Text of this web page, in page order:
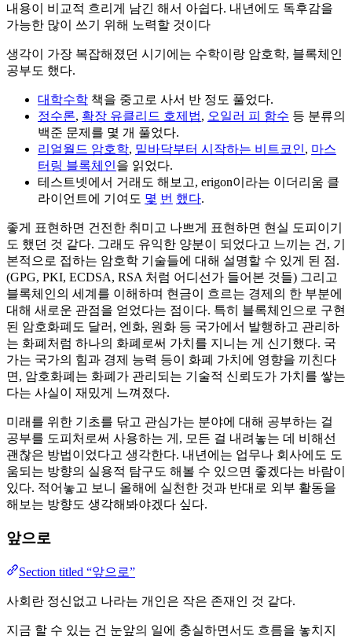
내용이 비교적 흐리게 남긴 해서 아쉽다. 내년에도 독후감을
가능한 많이 쓰기 위해 노력할 것이다
생각이 가장 복잡해졌던 시기에는 수학이랑 암호학, 블록체인
공부도 했다.
대학수학 책을 중고로 사서 반 정도 풀었다.
정수론, 확장 유클리드 호제법, 오일러 피 함수 등 분류의
백준 문제를 몇 개 풀었다.
리얼월드 암호학, 밑바닥부터 시작하는 비트코인, 마스
터링 블록체인을 읽었다.
테스트넷에서 거래도 해보고, erigon이라는 이더리움 클
라이언트에 기여도 몇 번 했다.
좋게 표현하면 건전한 취미고 나쁘게 표현하면 현실 도피이기
도 했던 것 같다. 그래도 유익한 양분이 되었다고 느끼는 건, 기
본적으로 접하는 암호학 기술들에 대해 설명할 수 있게 된 점.
(GPG, PKI, ECDSA, RSA 처럼 어디선가 들어본 것들) 그리고
블록체인의 세계를 이해하며 현금이 흐르는 경제의 한 부분에
대해 새로운 관점을 얻었다는 점이다. 특히 블록체인으로 구현
된 암호화폐도 달러, 엔화, 원화 등 국가에서 발행하고 관리하
는 화폐처럼 하나의 화폐로써 가치를 지니는 게 신기했다. 국
가는 국가의 힘과 경제 능력 등이 화폐 가치에 영향을 끼친다
면, 암호화폐는 화폐가 관리되는 기술적 신뢰도가 가치를 쌓는
다는 사실이 재밌게 느껴졌다.
미래를 위한 기초를 닦고 관심가는 분야에 대해 공부하는 걸
공부를 도피처로써 사용하는 게, 모든 걸 내려놓는 데 비해선
괜찮은 방법이었다고 생각한다. 내년에는 업무나 회사에도 도
움되는 방향의 실용적 탐구도 해볼 수 있으면 좋겠다는 바람이
있다. 적어놓고 보니 올해에 실천한 것과 반대로 외부 활동을
해보는 방향도 생각해봐야겠다 싶다.
앞으로
Section titled “앞으로”
사회란 정신없고 나라는 개인은 작은 존재인 것 같다.
지금 할 수 있는 건 눈앞의 일에 충실하면서도 흐름을 놓치지